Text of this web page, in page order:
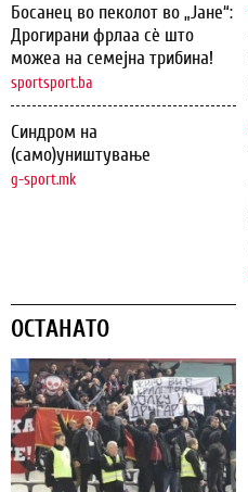
Босанец во пеколот во „Јане“:
Дрогирани фрлаа сѐ што
можеа на семејна трибина!
sportsport.ba
Синдром на
(само)уништување
g-sport.mk
ОСТАНАТО